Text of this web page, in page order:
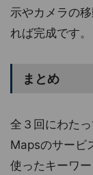
示やカメラの
れば完成です。
まとめ
全３回にわた
Mapsのサービ
使ったキーワ